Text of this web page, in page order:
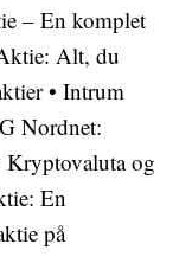
– En komplet
Alt, du
• Intrum
Nordnet:
Kryptovaluta og
En
på